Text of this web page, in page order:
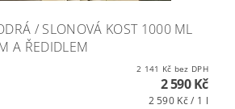
/ SLONOVÁ KOST 1000 ML
A ŘEDIDLEM
2 141 Kč bez DPH
2 590 Kč
2 590 Kč / 1 l